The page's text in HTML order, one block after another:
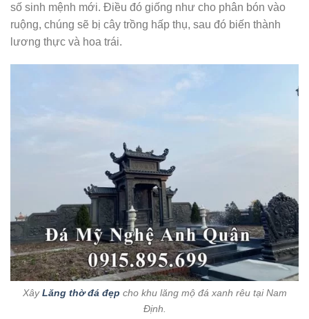
số sinh mệnh mới. Điều đó giống như cho phân bón vào
ruộng, chúng sẽ bị cây trồng hấp thụ, sau đó biến thành
lương thực và hoa trái.
XâyLăng thờ đá đẹp cho khu lăng mộ đá xanh rêu tại Nam
Định.